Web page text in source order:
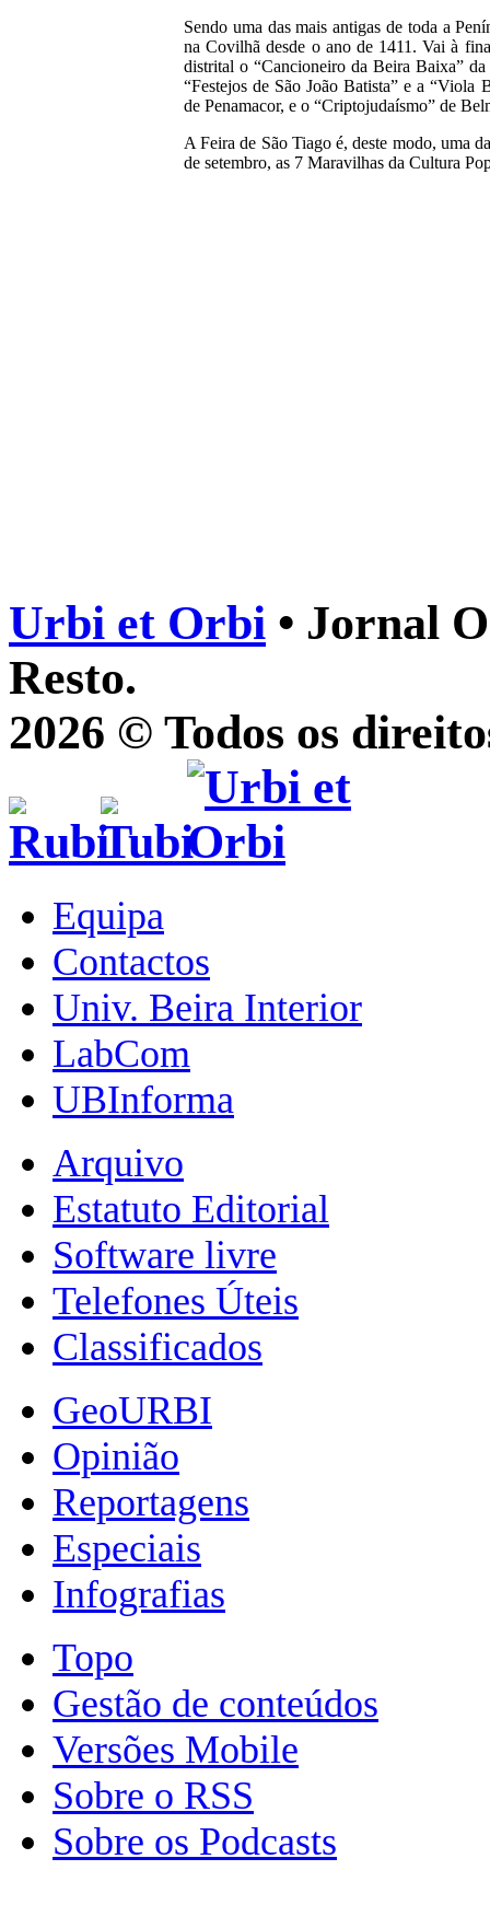
Sendo uma das mais antigas de toda a
na Covilhã desde o ano de 1411. Vai à
distrital o “Cancioneiro da Beira Baixa”
“Festejos de São João Batista” e a
de Penamacor, e o “Criptojudaísmo” de
A Feira de São Tiago é, deste modo, uma
de setembro, as 7 Maravilhas da Cultura
Urbi et Orbi • Jornal
Resto.
2026 © Todos os
Equipa
Contactos
Univ. Beira Interior
LabCom
UBInforma
Arquivo
Estatuto Editorial
Software livre
Telefones Úteis
Classificados
GeoURBI
Opinião
Reportagens
Especiais
Infografias
Topo
Gestão de conteúdos
Versões Mobile
Sobre o RSS
Sobre os Podcasts